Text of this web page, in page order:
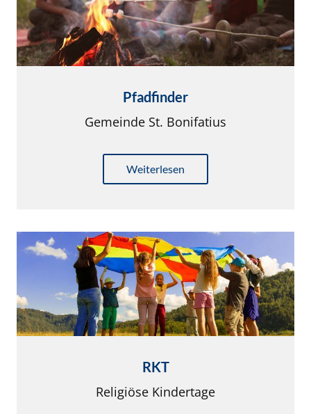
Pfadfinder
Gemeinde St. Bonifatius
Weiterlesen
RKT
Religiöse Kindertage